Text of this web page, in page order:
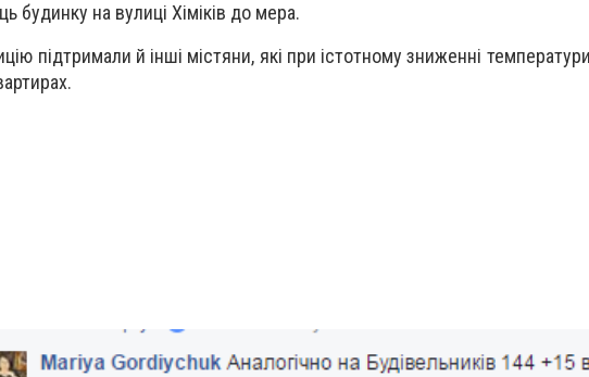
будинку на вулиці Хіміків до мера.
підтримали й інші містяни, які при істотному зниженні